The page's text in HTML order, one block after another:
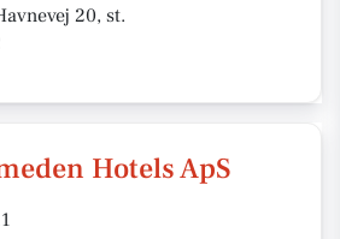
20, st.
Hotels ApS